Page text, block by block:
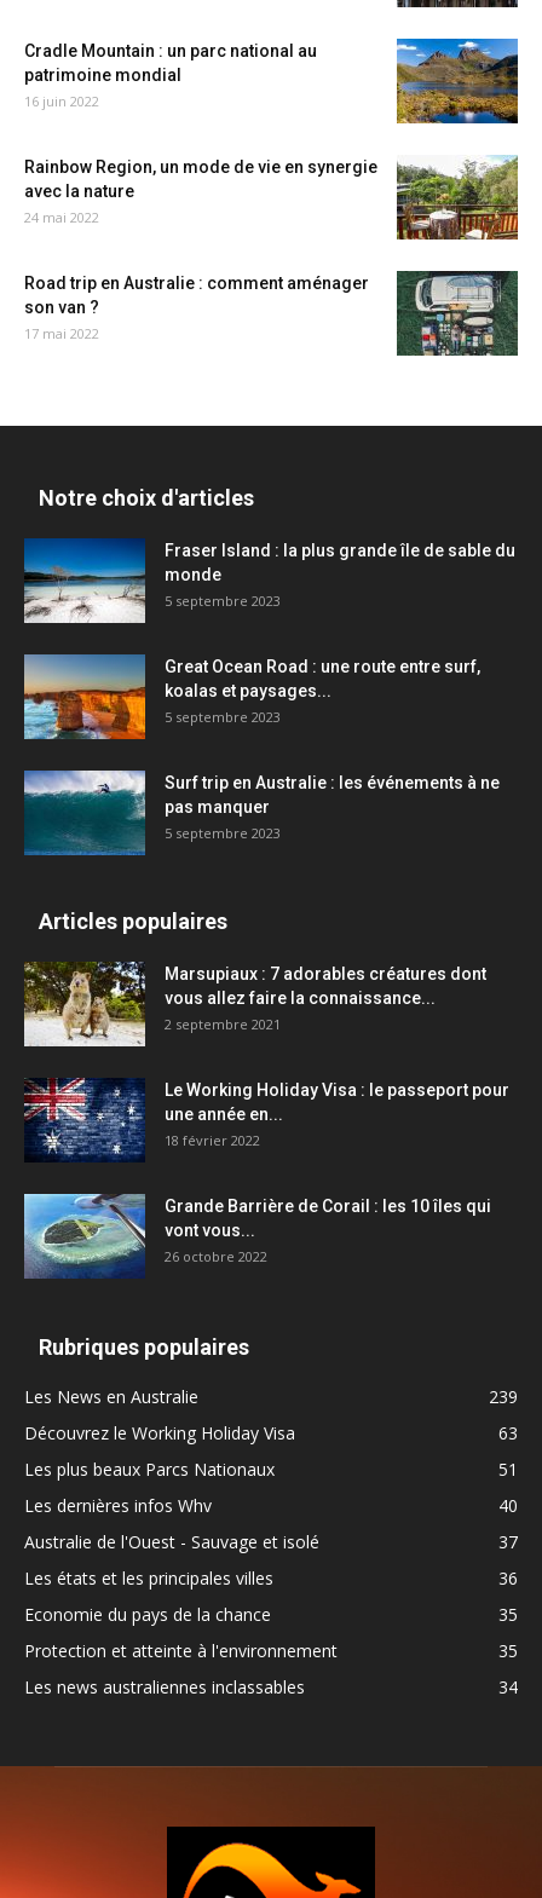
Cradle Mountain : un parc national au
patrimoine mondial
16 juin 2022
Rainbow Region, un mode de vie en synergie
avec la nature
24 mai 2022
Road trip en Australie : comment aménager
son van ?
17 mai 2022
Notre choix d'articles
Fraser Island : la plus grande île de sable du
monde
5 septembre 2023
Great Ocean Road : une route entre surf,
koalas et paysages...
5 septembre 2023
Surf trip en Australie : les événements à ne
pas manquer
5 septembre 2023
Articles populaires
Marsupiaux : 7 adorables créatures dont
vous allez faire la connaissance...
2 septembre 2021
Le Working Holiday Visa : le passeport pour
une année en...
18 février 2022
Grande Barrière de Corail : les 10 îles qui
vont vous...
26 octobre 2022
Rubriques populaires
Les News en Australie
239
Découvrez le Working Holiday Visa
63
Les plus beaux Parcs Nationaux
51
Les dernières infos Whv
40
Australie de l'Ouest - Sauvage et isolé
37
Les états et les principales villes
36
Economie du pays de la chance
35
Protection et atteinte à l'environnement
35
Les news australiennes inclassables
34